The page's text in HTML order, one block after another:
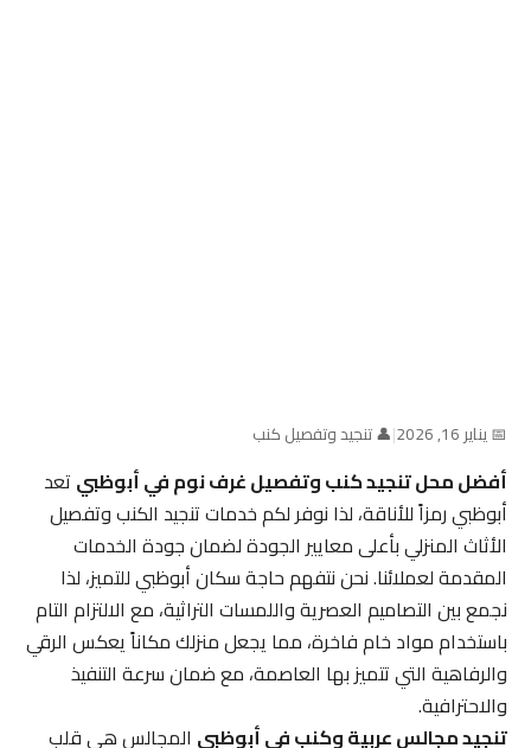
📅 يناير 16, 2026 |👤 تنجيد وتفصيل كنب
أفضل محل تنجيد كنب وتفصيل غرف نوم في أبوظبيتعد
أبوظبي رمزاً للأناقة، لذا نوفر لكم خدمات تنجيد الكنب وتفصيل
الأثاث المنزلي بأعلى معايير الجودة لضمان جودة الخدمات
المقدمة لعملائنا. نحن نتفهم حاجة سكان أبوظبي للتميز، لذا
نجمع بين التصاميم العصرية واللمسات التراثية، مع الالتزام التام
باستخدام مواد خام فاخرة، مما يجعل منزلك مكاناً يعكس الرقي
والرفاهية التي تتميز بها العاصمة، مع ضمان سرعة التنفيذ
والاحترافية.
تنجيد مجالس عربية وكنب في أبوظبيالمجالس هي قلب